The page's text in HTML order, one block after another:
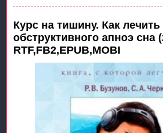
Курс на тишину. Как
обструктивного апноэ сна
RTF,FB2,EPUB,MOBI